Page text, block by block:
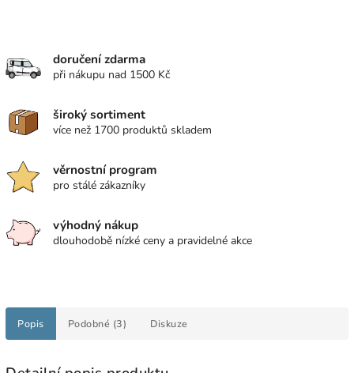
doručení zdarma
při nákupu nad 1500 Kč
široký sortiment
více než 1700 produktů skladem
věrnostní program
pro stálé zákazníky
výhodný nákup
dlouhodobě nízké ceny a pravidelné akce
Popis Podobné (3) Diskuze